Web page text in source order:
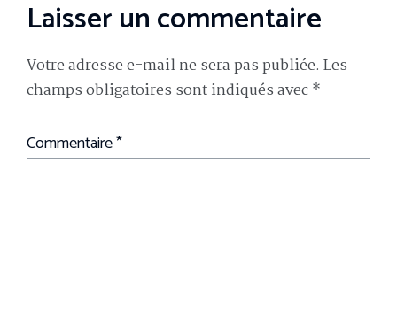
Laisser un commentaire
Votre adresse e-mail ne sera pas publiée. Les
champs obligatoires sont indiqués avec*
Commentaire*